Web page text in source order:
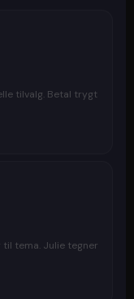
tilvalg. Betal trygt
tema. Julie tegner